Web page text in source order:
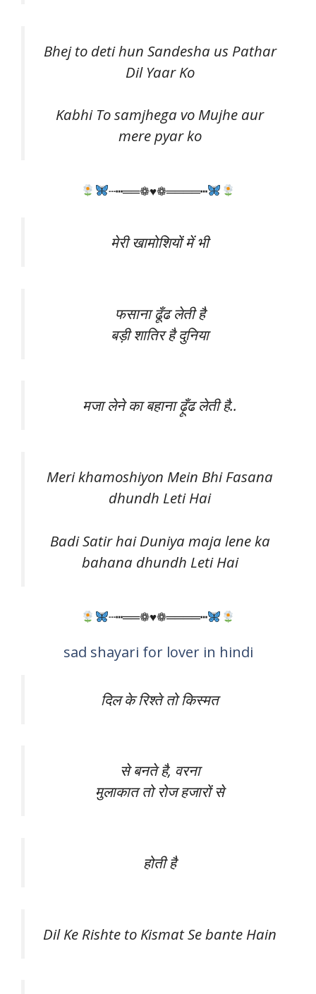
Bhej to deti hun Sandesha us Pathar
Dil Yaar Ko
Kabhi To samjhega vo Mujhe aur
mere pyar ko
┄┅══❁♥❁════┅
मेरी खामोशियों में भी
फसाना ढूँढ लेती है
बड़ी शातिर है दुनिया
मजा लेने का बहाना ढ़ूँढ लेती है..
Meri khamoshiyon Mein Bhi Fasana
dhundh Leti Hai
Badi Satir hai Duniya maja lene ka
bahana dhundh Leti Hai
┄┅══❁♥❁════┅
sad shayari for lover in hindi
दिल के रिश्ते तो किस्मत
से बनते है, वरना
मुलाकात तो रोज हजारों से
होती है
Dil Ke Rishte to Kismat Se bante Hain